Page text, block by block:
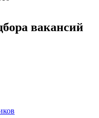
вакансий